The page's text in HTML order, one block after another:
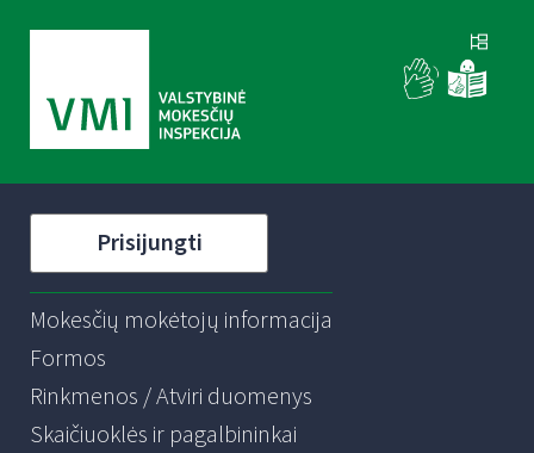
Prisijungti
Mokesčių mokėtojų informacija
Formos
Rinkmenos / Atviri duomenys
Skaičiuoklės ir pagalbininkai